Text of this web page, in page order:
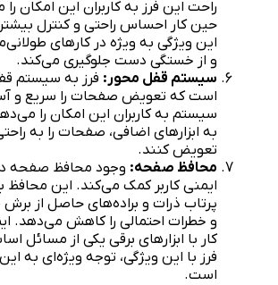
راحت این فرز به کاربران این امکان
حین کار احساس راحتی و کنترل
این ویژگی به ویژه در کارهای
و از خستگی دست جلوگیری می‌کند.
سیستم قفل محور: فرز به سیستم
است که تعویض صفحات را سریع و
سیستم به کاربران این امکان را
به ابزارهای اضافی، صفحات را به
تعویض کنند.
محافظ صفحه: وجود محافظ صفحه
ایمنی کاربر کمک می‌کند. این محافظ
پرتاب ذرات و براده‌های حاصل از
و خطرات احتمالی را کاهش می‌دهد.
کار با ابزارهای برقی یکی از مسائل
فرز با این ویژگی، توجه ویژه‌ای به
است.